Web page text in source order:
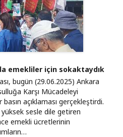
emekliler için sokaktaydık
bugün (29.06.2025) Ankara
Karşı Mücadeleyi
açıklaması gerçekleştirdi.
sesle dile getiren
emekli ücretlerinin